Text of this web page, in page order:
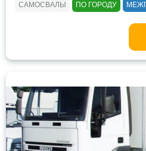
САМОСВАЛЫ ПО ГОРОДУ